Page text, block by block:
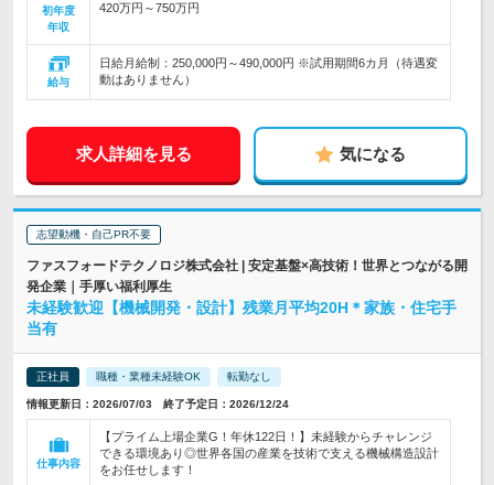
初年度
年収
420万円～750万円
給与
日給月給制：250,000円～490,000円 ※試用期間6カ月（待遇変
動はありません）
求人詳細を見る 気になる
志望動機・自己PR不要
ファスフォードテクノロジ株式会社 | 安定基盤×高技術！世界とつながる開
発企業｜手厚い福利厚生
未経験歓迎【機械開発・設計】残業月平均20H＊家族・住宅手
当有
正社員 職種・業種未経験OK 転勤なし
情報更新日：2026/07/03 終了予定日：2026/12/24
仕事内容
【プライム上場企業G！年休122日！】未経験からチャレンジ
できる環境あり◎世界各国の産業を技術で支える機械構造設計
をお任せします！